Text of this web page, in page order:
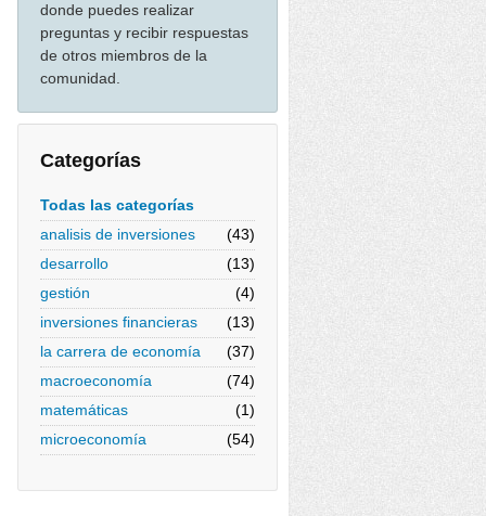
donde puedes realizar
preguntas y recibir respuestas
de otros miembros de la
comunidad.
Categorías
Todas las categorías
analisis de inversiones
(43)
desarrollo
(13)
gestión
(4)
inversiones financieras
(13)
la carrera de economía
(37)
macroeconomía
(74)
matemáticas
(1)
microeconomía
(54)